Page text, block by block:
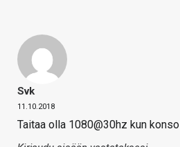
Svk
11.10.2018
Taitaa olla 1080@30hz kun